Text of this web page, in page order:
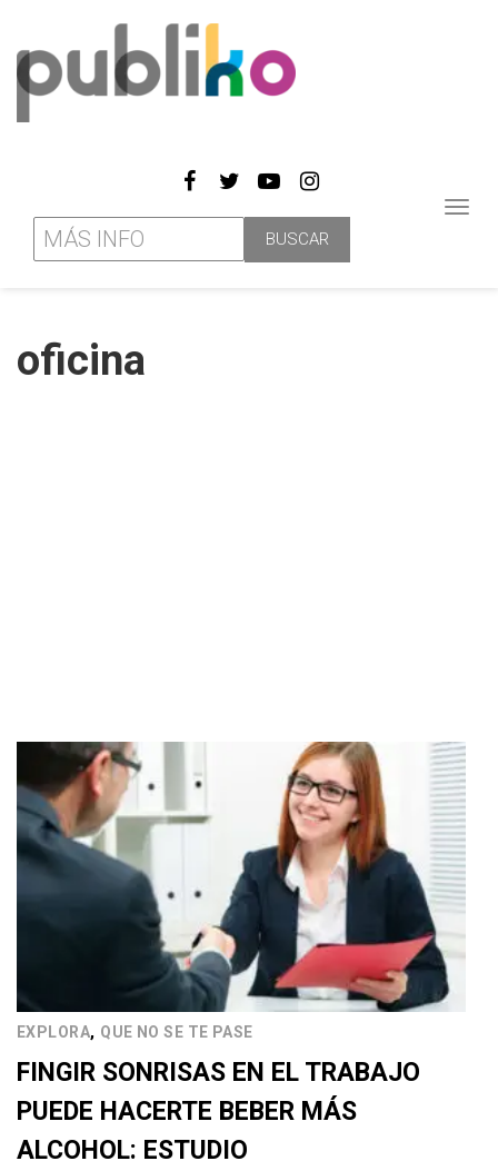
oficina
EXPLORA, QUE NO SE TE PASE
FINGIR SONRISAS EN EL TRABAJO
PUEDE HACERTE BEBER MÁS
ALCOHOL: ESTUDIO